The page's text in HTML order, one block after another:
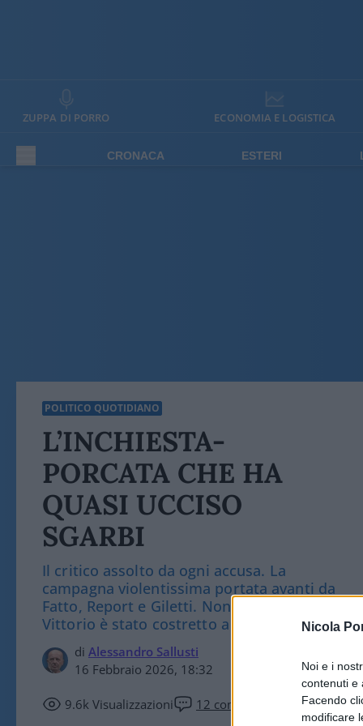
Nicola
Noi e i
contenuti e
Facendo
modificare
ZUPPA DI PORRO ECONOMIA E LOGISTICA
CRONACA ESTERI
POLITICO QUOTIDIANO
L’INCHIESTA-
PORCATA CHE HA
QUASI UCCISO
SGARBI
Il critico assolto da ogni accusa. La
campagna violentissima portata avanti da
Fatto, Report e Giletti. Non c'era niente, ma
Vittorio è stato costretto a dimettersi
di Alessandro Sallusti
16 Febbraio 2026, 18:32
9.6k Visualizzazioni 12 commenti